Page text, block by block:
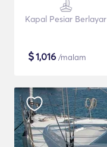
Kapal Pesiar Berlayar
$1,016 /malam